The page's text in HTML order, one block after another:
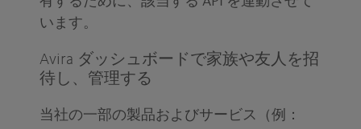
います。
Avira ダッシュボードで家族や友人を招
待し、管理する
当社の一部の製品およびサービス（例
：